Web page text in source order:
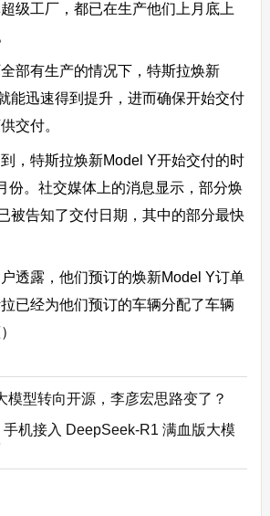
级工厂，都已在生产他们上月底上
部有生产的情况下，特斯拉焕新
能迅速得到提升，进而确保开始交付
交付。
，特斯拉焕新Model Y开始交付的时
份。社交媒体上的消息显示，部分焕
被告知了交付日期，其中的部分最快
透露，他们预订的焕新Model Y订单
已经为他们预订的车辆分配了车辆
模型转向开源，李彦宏思路变了？
手机接入 DeepSeek-R1 满血版大模